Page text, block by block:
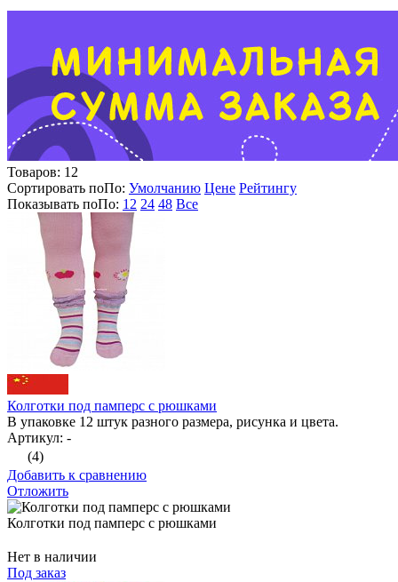
Товаров: 12
Сортировать поПо: Умолчанию Цене Рейтингу
Показывать поПо: 12 24 48 Все
Колготки под памперс с рюшками
В упаковке 12 штук разного размера, рисунка и цвета.
Артикул: -
(4)
Добавить к сравнению
Отложить
Колготки под памперс с рюшками
Нет в наличии
Под заказ